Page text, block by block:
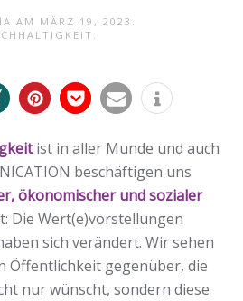
AM MÄRZ 19, 2023
0
ist in aller Munde und auch
beschäftigen uns
ökonomischer und sozialer
Die Wert(e)vorstellungen
sich verändert. Wir sehen
Öffentlichkeit gegenüber, die
nur wünscht, sondern diese